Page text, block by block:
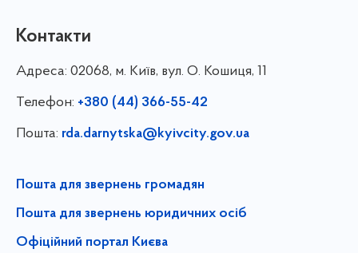
Контакти
Адреса: 02068, м. Київ, вул. О. Кошиця, 11
Телефон: +380 (44) 366-55-42
Пошта: rda.darnytska@kyivcity.gov.ua
Пошта для звернень громадян
Пошта для звернень юридичних осіб
Офіційний портал Києва